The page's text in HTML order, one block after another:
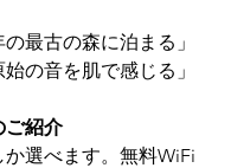
の最古の森に泊まる」
の音を肌で感じる」
ご紹介
選べます。無料WiFi